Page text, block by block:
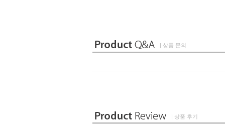
| 상품 문의
| 상품 후기